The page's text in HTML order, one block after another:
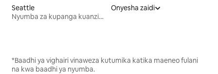
Seattle
Nyumba za kupanga kuanzia mwezi mmoja
Onyesha zaidi
*Baadhi ya vighairi vinaweza kutumika katika maeneo fulani
na kwa baadhi ya nyumba.